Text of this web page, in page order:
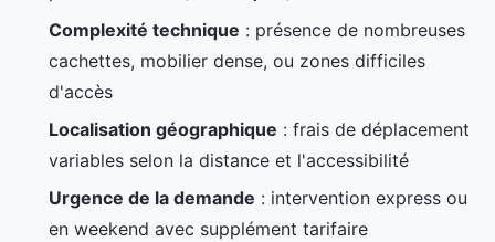
Complexité technique : présence de nombreuses
cachettes, mobilier dense, ou zones difficiles
d'accès
Localisation géographique : frais de déplacement
variables selon la distance et l'accessibilité
Urgence de la demande : intervention express ou
en weekend avec supplément tarifaire